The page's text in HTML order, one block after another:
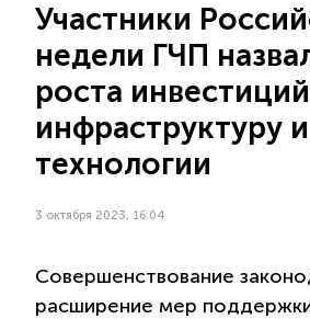
Участники
недели ГЧП
роста
инфраструктуру и
технологии
3 октября 2023, 16:04
Совершенствование
расширение мер